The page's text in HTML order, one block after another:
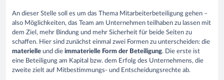
An dieser Stelle soll es um das Thema Mitarbeiterbeteiligung gehen –
also Möglichkeiten, das Team am Unternehmen teilhaben zu lassen mit
dem Ziel, mehr Bindung und mehr Sicherheit für beide Seiten zu
schaffen. Hier sind zunächst einmal zwei Formen zu unterscheiden: die
materielle und die immaterielle Form der Beteiligung. Die erste ist
eine Beteiligung am Kapital bzw. dem Erfolg des Unternehmens, die
zweite zielt auf Mitbestimmungs- und Entscheidungsrechte ab.